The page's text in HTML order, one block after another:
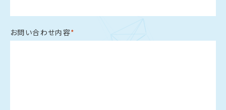
お問い合わせ内容*